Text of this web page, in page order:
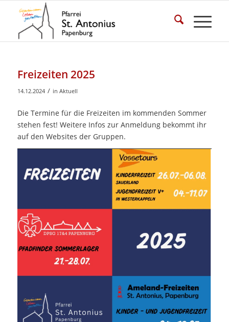
Freizeiten 2025
14.12.2024 / in Aktuell
Die Termine für die Freizeiten im kommenden Sommer
stehen fest! Weitere Infos zur Anmeldung bekommt ihr
auf den Websites der Gruppen.